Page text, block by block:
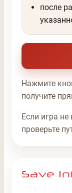
после
Нажмите
получите
Если игра
проверьте